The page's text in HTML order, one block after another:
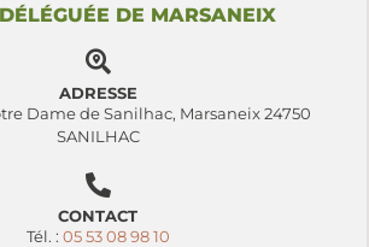
DE MARSANEIX
ADRESSE
Dame de Sanilhac, Marsaneix 24750
SANILHAC
CONTACT
Tél. : 05 53 08 98 10